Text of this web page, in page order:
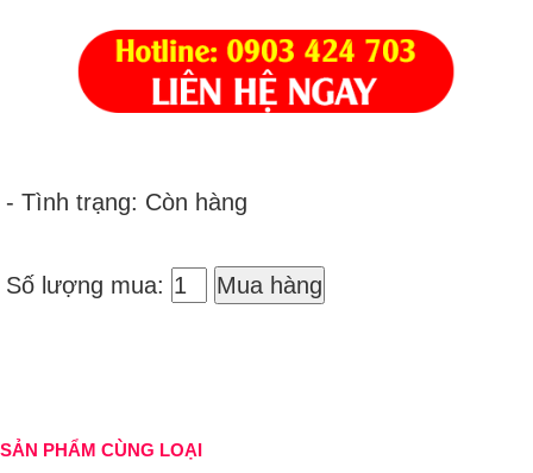
- Tình trạng: Còn hàng
Số lượng mua: Mua hàng
SẢN PHẨM CÙNG LOẠI